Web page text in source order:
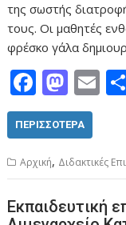
της σωστής
τους. Οι μαθητές
φρέσκο γάλα
F
ac
e
b
o
o
M
as
to
d
o
n
E
l
ΠΕΡΙΣΣΌΤΕΡΑ
Aρχική, Διδακτικές
Εκπαιδευτική